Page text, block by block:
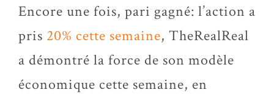
Encore une fois, pari gagné: l’action a
pris 20% cette semaine, TheRealReal
a démontré la force de son modèle
économique cette semaine, en